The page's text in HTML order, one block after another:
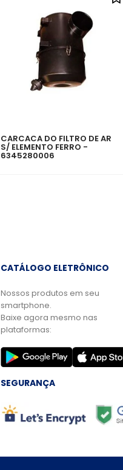
CARCACA DO FILTRO DE AR
S/ ELEMENTO FERRO -
6345280006
CATÁLOGO ELETRÔNICO
Nossos produtos em seu
smartphone.
Baixe agora mesmo nas
plataformas:
SEGURANÇA